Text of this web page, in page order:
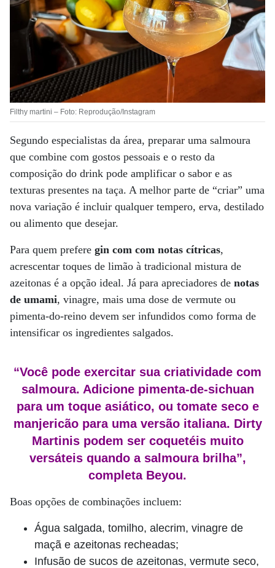
Filthy martini – Foto: Reprodução/Instagram
Segundo especialistas da área, preparar uma salmoura
que combine com gostos pessoais e o resto da
composição do drink pode amplificar o sabor e as
texturas presentes na taça. A melhor parte de “criar” uma
nova variação é incluir qualquer tempero, erva, destilado
ou alimento que desejar.
Para quem prefere gin com com notas cítricas,
acrescentar toques de limão à tradicional mistura de
azeitonas é a opção ideal. Já para apreciadores de notas
de umami, vinagre, mais uma dose de vermute ou
pimenta-do-reino devem ser infundidos como forma de
intensificar os ingredientes salgados.
“Você pode exercitar sua criatividade com
salmoura. Adicione pimenta-de-sichuan
para um toque asiático, ou tomate seco e
manjericão para uma versão italiana. Dirty
Martinis podem ser coquetéis muito
versáteis quando a salmoura brilha”,
completa Beyou.
Boas opções de combinações incluem:
Água salgada, tomilho, alecrim, vinagre de
maçã e azeitonas recheadas;
Infusão de sucos de azeitonas, vermute seco,